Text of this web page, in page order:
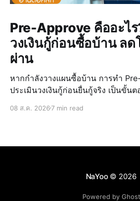
Pre-Approve คืออะไร
วงเงินกู้ก่อนซื้อบ้าน ลด
ผ่าน
หากกำลังวางแผนซื้อบ้าน การทำ
ประเมินวงเงินกู้ก่อนยื่นกู้จริง เป็นขั้น
ในการกู้ไม่ผ่านเมื่อเจอบ้านที่ถูกใจ กา
08 ส.ค. 2026 7 min read
NaYoo© 2026
Powered by Ghost